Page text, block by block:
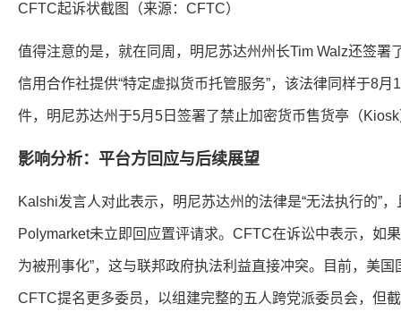
CFTC起诉状截图（来源：CFTC）
值得注意的是，就在同周，明尼苏达州州长Tim Walz还签署
信用合作社提供“特定虚拟货币托管服务”，该法律同样于8
件，明尼苏达州于5月5日签署了禁止加密货币售货亭（
影响分析：平台方回应与后续展望
Kalshi发言人对此表示，明尼苏达州的法律是“无法执行的”
Polymarket未立即回应置评请求。CFTC在诉讼中表示，如
为被刑事化”，这与联邦政府执法利益直接冲突。目前，美
CFTC提名更多委员，以组建完整的五人跨党派委员会，但